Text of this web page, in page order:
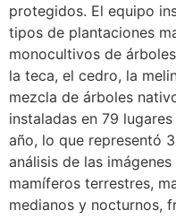
protegidos. El equipo
tipos de plantaciones
monocultivos de
la teca, el cedro, la
mezcla de árboles
instaladas en 79
año, lo que representó
análisis de las
mamíferos terrestres,
medianos y nocturnos,